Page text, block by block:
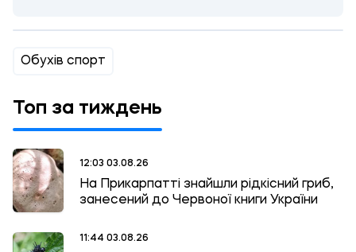
Обухів спорт
Топ за тиждень
12:03 03.08.26
На Прикарпатті знайшли рідкісний гриб,
занесений до Червоної книги України
11:44 03.08.26